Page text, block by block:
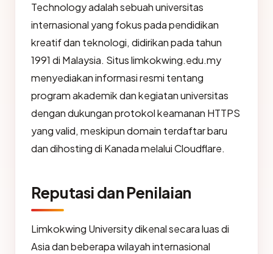
Technology adalah sebuah universitas
internasional yang fokus pada pendidikan
kreatif dan teknologi, didirikan pada tahun
1991 di Malaysia. Situs limkokwing.edu.my
menyediakan informasi resmi tentang
program akademik dan kegiatan universitas
dengan dukungan protokol keamanan HTTPS
yang valid, meskipun domain terdaftar baru
dan dihosting di Kanada melalui Cloudflare.
Reputasi dan Penilaian
Limkokwing University dikenal secara luas di
Asia dan beberapa wilayah internasional